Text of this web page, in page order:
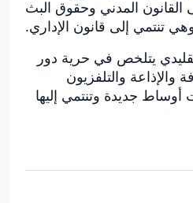
القانون المدني وحقوق البث
تنتمي إلى قانون الإداري.
يتلخص في حرية دور
والإذاعة والتلفزيون
جديدة وتنتمي إليها